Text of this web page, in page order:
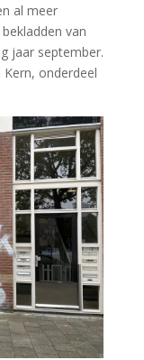
al meer
van
jaar september.
onderdeel